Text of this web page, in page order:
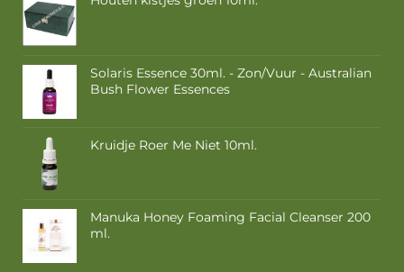
Solaris Essence 30ml. - Zon/Vuur - Australian
Bush Flower Essences
Kruidje Roer Me Niet 10ml.
Manuka Honey Foaming Facial Cleanser 200
ml.